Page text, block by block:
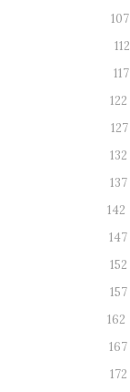
107
112
117
122
127
132
137
142
147
152
157
162
167
172